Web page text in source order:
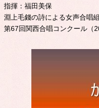
指揮：福田美保
淵上毛錢の詩による女声合唱
第67回関西合唱コンクール（